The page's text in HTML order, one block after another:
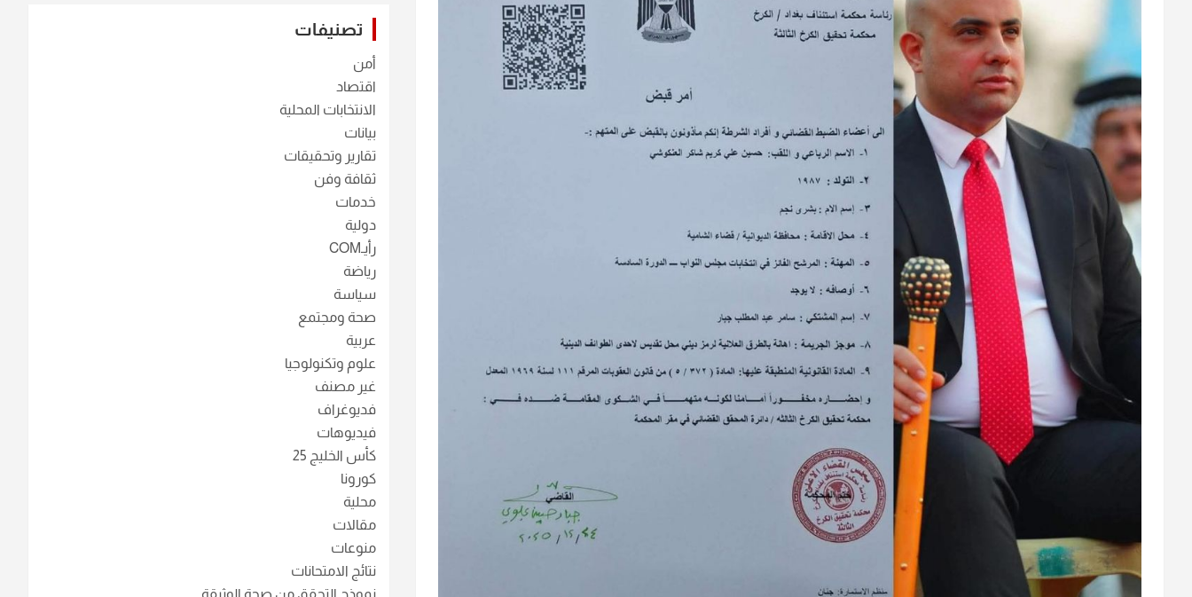
تصنيفات
أمن
اقتصاد
الانتخابات المحلية
بيانات
تقارير وتحقيقات
ثقافة وفن
خدمات
دولية
رأيـCOM
رياضة
سياسة
صحة ومجتمع
عربية
علوم وتكنولوجيا
غير مصنف
فديوغراف
فيديوهات
كأس الخليج 25
كورونا
محلية
مقالات
منوعات
نتائج الامتحانات
نموذج التجقق من صحة الوثيقة